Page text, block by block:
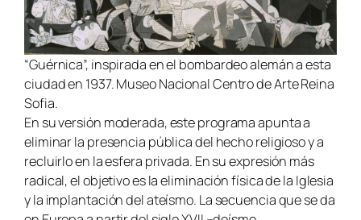
“Guérnica”, inspirada en el bombardeo alemán a esta
ciudad en 1937. Museo Nacional Centro de Arte Reina
Sofia.
En su versión moderada, este programa apunta a
eliminar la presencia pública del hecho religioso y a
recluirlo en la esfera privada. En su expresión más
radical, el objetivo es la eliminación física de la Iglesia
y la implantación del ateísmo. La secuencia que se da